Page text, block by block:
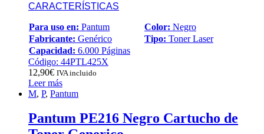
CARACTERÍSTICAS
Para uso en: Pantum Color: Negro
Fabricante: Genérico Tipo: Toner Laser
Capacidad: 6.000 Páginas
Código: 44PTL425X
12,90€ IVA incluido
Leer más
M, P, Pantum
Pantum PE216 Negro Cartucho de